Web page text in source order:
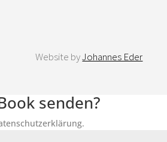
Website byJohannes Eder
senden?